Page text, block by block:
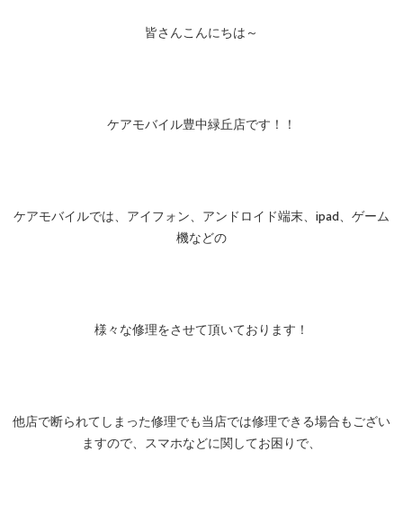
皆さんこんにちは～
ケアモバイル豊中緑丘店です！！
ケアモバイルでは、アイフォン、アンドロイド端末、ipad、ゲーム
機などの
様々な修理をさせて頂いております！
他店で断られてしまった修理でも当店では修理できる場合もござい
ますので、スマホなどに関してお困りで、